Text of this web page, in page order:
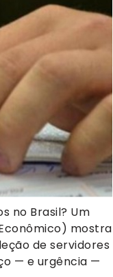
no Brasil? Um
mostra
de servidores
— e urgência —